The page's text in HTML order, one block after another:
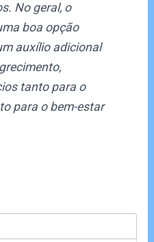
No geral, o
boa opção
auxílio adicional
tanto para o
para o bem-estar